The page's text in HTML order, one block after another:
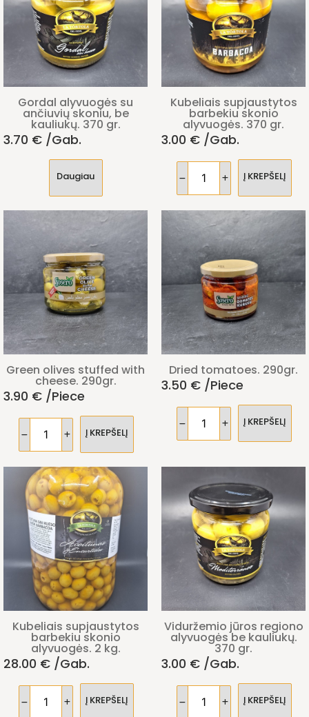
Gordal alyvuogės su
ančiuvių skoniu, be
kauliukų. 370 gr.
3.70 € /gab.
Daugiau
Kubeliais supjaustytos
barbekiu skonio
alyvuogės. 370 gr.
3.00 € /gab.
Į KREPŠELĮ
Green olives stuffed with
cheese. 290gr.
3.90 € /piece
Į KREPŠELĮ
Dried tomatoes. 290gr.
3.50 € /piece
Į KREPŠELĮ
Kubeliais supjaustytos
barbekiu skonio
alyvuogės. 2 kg.
28.00 € /gab.
Į KREPŠELĮ
Viduržemio jūros regiono
alyvuogės be kauliukų.
370 gr.
3.00 € /gab.
Į KREPŠELĮ